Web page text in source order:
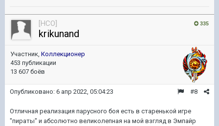
335
[HCO]
krikunand
Участник, Коллекционер
453 публикации
13 607 боёв
#8
Опубликовано: 6 апр 2022, 05:04:23
Отличная реализация парусного боя есть в старенькой игре
"пираты" и абсолютно великолепная на мой взгляд в Эмпайр